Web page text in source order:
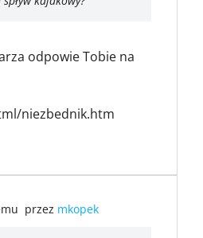
odpowie Tobie na
niezbednik.htm
przez mkopek